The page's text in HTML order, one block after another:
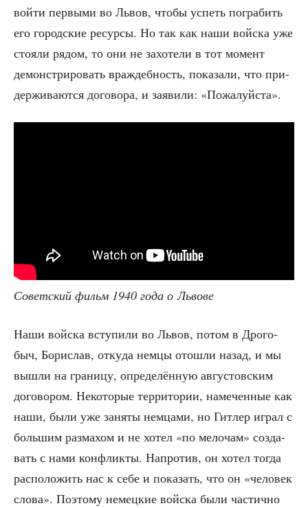
вой­ти пер­вы­ми во Львов, что­бы успеть погра­бить
его город­ские ресур­сы. Но так как наши вой­ска уже
сто­я­ли рядом, то они не захо­те­ли в тот момент
демон­стри­ро­вать враж­деб­ность, пока­за­ли, что при­
дер­жи­ва­ют­ся дого­во­ра, и заяви­ли: «Пожа­луй­ста».
Совет­ский фильм 1940 года о Львове
Наши вой­ска всту­пи­ли во Львов, потом в Дро­го­
быч, Бори­слав, отку­да нем­цы ото­шли назад, и мы
вышли на гра­ни­цу, опре­де­лён­ную авгу­стов­ским
дого­во­ром. Неко­то­рые тер­ри­то­рии, наме­чен­ные как
наши, были уже заня­ты нем­ца­ми, но Гит­лер играл с
боль­шим раз­ма­хом и не хотел «по мело­чам» созда­
вать с нами кон­флик­ты. Напро­тив, он хотел тогда
рас­по­ло­жить нас к себе и пока­зать, что он «чело­век
сло­ва». Поэто­му немец­кие вой­ска были частич­но